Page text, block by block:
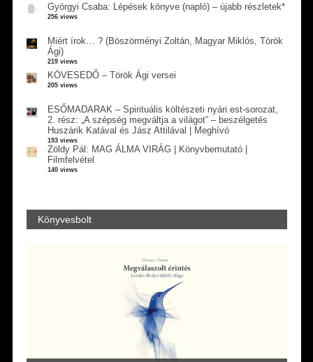
Györgyi Csaba: Lépések könyve (napló) – újabb részletek*
256 views
Miért írok… ? (Böszörményi Zoltán, Magyar Miklós, Török
Ági)
219 views
KÖVESEDŐ – Török Ági versei
205 views
ESŐMADARAK – Spirituális költészeti nyári est-sorozat,
2. rész: „A szépség megváltja a világot” – beszélgetés
Huszárik Katával és Jász Attilával | Meghívó
193 views
Zöldy Pál: MAG ÁLMA VIRÁG | Könyvbemutató |
Filmfelvétel
140 views
Könyvesbolt